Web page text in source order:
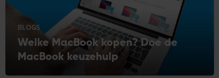
BLOGS
Welke MacBook kopen? Doe de
MacBook keuzehulp